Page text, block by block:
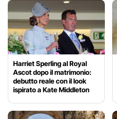
Harriet Sperling al Royal
Ascot dopo il matrimonio:
debutto reale con il look
ispirato a Kate Middleton